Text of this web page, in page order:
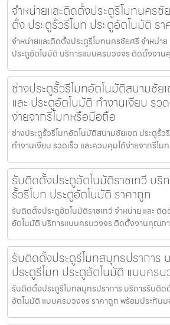
จำหน่ายและติดตั้งประตูรีโมทนคร
ตั้ง ประตูรั้วรีโมท ประตูอัตโนมัติ รา
จำหน่ายและติดตั้งประตูรีโมทนครชัยศรี จำหน่าย
ประตูอัตโนมัติ บริการแบบครบวงจร ติดตั้งงา
ช่างประตูรั้วรีโมทอัตโนมัติสนามชัย
และ ประตูอัตโนมัติ ทำงานเงียบ รว
ง่ายจากรีโมทหรือมือถือ
ช่างประตูรั้วรีโมทอัตโนมัติสนามชัยเขต ประตูรั้ว
ทำงานเงียบ รวดเร็ว และควบคุมได้ง่ายจากรีโม
รับติดตั้งประตูอัตโนมัติราชเทวี บริ
รั้วรีโมท ประตูอัตโนมัติ ราคาถูก
รับติดตั้งประตูอัตโนมัติราชเทวี จำหน่าย และ ติด
อัตโนมัติ บริการแบบครบวงจร ติดตั้งงานคุณภ
รับติดตั้งประตูรีโมทสมุทรปราการ
ประตูรีโมท ประตูอัตโนมัติ แบบครบ
รับติดตั้งประตูรีโมทสมุทรปราการ บริการรับติด
อัตโนมัติ แบบครบวงจร ราคาถูก พร้อมประกันม